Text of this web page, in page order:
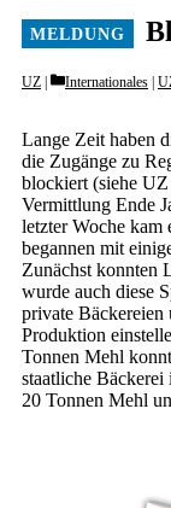
UZ Categories
Internationales
Lange Zeit haben
die Zugänge zu
blockiert (siehe UZ
Vermittlung Ende
letzter Woche
begannen mit
Zunächst konnten
wurde auch diese
private Bäckereien
Produktion
Tonnen Mehl
staatliche
20 Tonnen Mehl